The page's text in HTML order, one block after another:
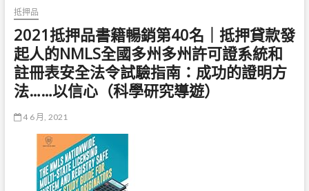
抵押品
2021抵押品書籍暢銷第40名｜抵押貸款發
起人的NMLS全國多州多州許可證系統和
註冊表安全法令試驗指南：成功的證明方
法……以信心（科學研究導遊）
4 6 月, 2021